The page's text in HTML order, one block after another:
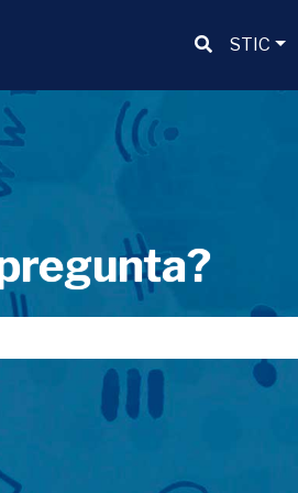
Buscador
STIC